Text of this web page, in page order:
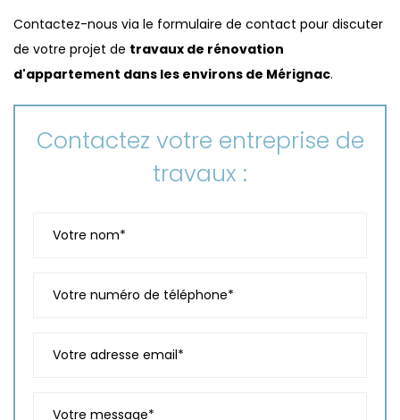
Contactez-nous via le formulaire de contact pour discuter
de votre projet de travaux de rénovation
d'appartement dans les environs de Mérignac.
Contactez votre entreprise de
travaux :